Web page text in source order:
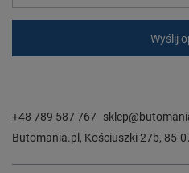
Wyślij
+48 789 587 767
Butomania.pl , Kościuszki 27b, 85-